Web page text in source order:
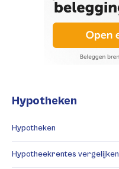
Hypotheken
Hypotheken
Hypotheekrentes vergelijken